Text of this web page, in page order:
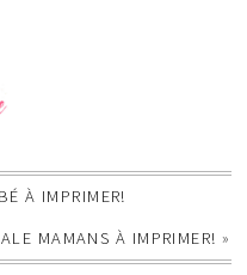
À IMPRIMER!
MAMANS À IMPRIMER! »